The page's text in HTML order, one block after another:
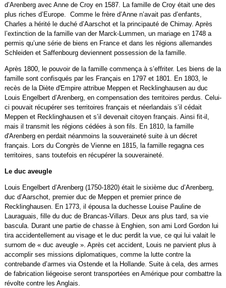
d’Arenberg avec Anne de Croy en 1587. La famille de Croy était une des
plus riches d’Europe. Comme le frère d’Anne n’avait pas d’enfants,
Charles a hérité le duché d’Aarschot et la principauté de Chimay. Après
l’extinction de la famille van der Marck-Lummen, un mariage en 1748 a
permis qu’une série de biens en France et dans les régions allemandes
Schleiden et Saffenbourg deviennent possession de la famille.
Après 1800, le pouvoir de la famille commença à s’effriter. Les biens de la
famille sont confisqués par les Français en 1797 et 1801. En 1803, le
recès de la Diète d'Empire attribue Meppen et Recklinghausen au duc
Louis Engelbert d’Arenberg, en compensation des territoires perdus. Celui-
ci pouvait récupérer ses territoires français et néerlandais s’il cédait
Meppen et Recklinghausen et s’il devenait citoyen français. Ainsi fit-il,
mais il transmit les régions cédées à son fils. En 1810, la famille
d'Arenberg en perdait néanmoins la souveraineté suite à un décret
français. Lors du Congrès de Vienne en 1815, la famille regagna ces
territoires, sans toutefois en récupérer la souveraineté.
Le duc aveugle
Louis Engelbert d’Arenberg (1750-1820) était le sixième duc d’Arenberg,
duc d’Aarschot, premier duc de Meppen et premier prince de
Recklinghausen. En 1773, il épousa la duchesse Louise Pauline de
Lauraguais, fille du duc de Brancas-Villars. Deux ans plus tard, sa vie
bascula. Durant une partie de chasse à Enghien, son ami Lord Gordon lui
tira accidentellement au visage et le duc perdit la vue, ce qui lui valait le
surnom de « duc aveugle ». Après cet accident, Louis ne parvient plus à
accomplir ses missions diplomatiques, comme la lutte contre la
contrebande d’armes via Ostende et la Hollande. Suite à cela, des armes
de fabrication liégeoise seront transportées en Amérique pour combattre la
révolte contre les Anglais.